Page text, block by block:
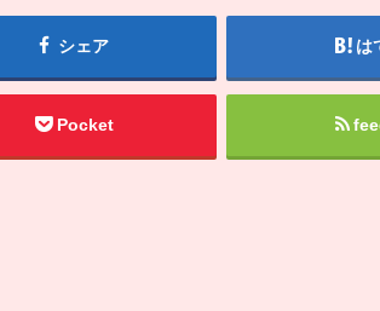
シェア は
Pocket